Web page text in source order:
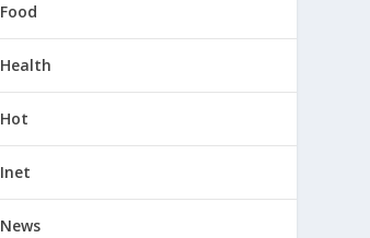
Food
Health
Hot
Inet
News